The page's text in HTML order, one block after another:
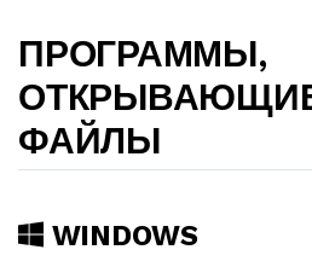
ПРОГРАММЫ,
ОТКРЫВАЮЩИЕ
ФАЙЛЫ
WINDOWS